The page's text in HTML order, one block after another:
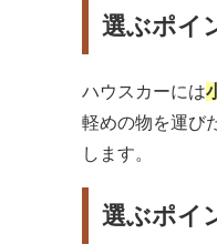
選ぶポイ
ハウスカーには
軽めの物を運び
します。
選ぶポイ